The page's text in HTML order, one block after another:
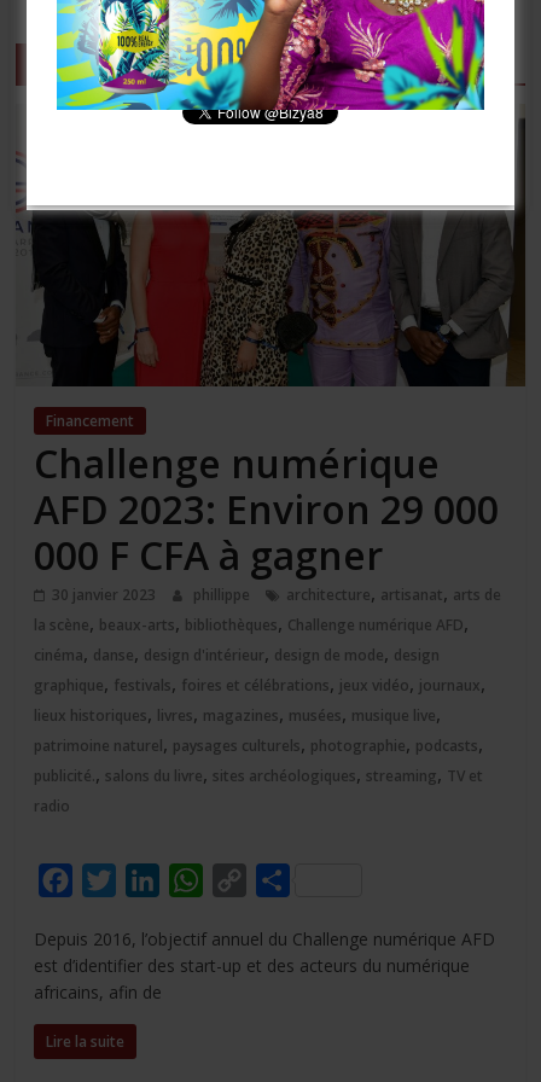
arts de la scène
Financement
Challenge numérique
AFD 2023: Environ 29 000
000 F CFA à gagner
30 janvier 2023 phillippe architecture, artisanat, arts de
la scène, beaux-arts, bibliothèques, Challenge numérique AFD,
cinéma, danse, design d'intérieur, design de mode, design
graphique, festivals, foires et célébrations, jeux vidéo, journaux,
lieux historiques, livres, magazines, musées, musique live,
patrimoine naturel, paysages culturels, photographie, podcasts,
publicité., salons du livre, sites archéologiques, streaming, TV et
radio
c
e
o
i
t
e
n
W
a
p
r
Depuis 2016, l’objectif annuel du Challenge numérique AFD
est d’identifier des start-up et des acteurs du numérique
africains, afin de
Lire la suite
[mailpoet_form id= »3″]